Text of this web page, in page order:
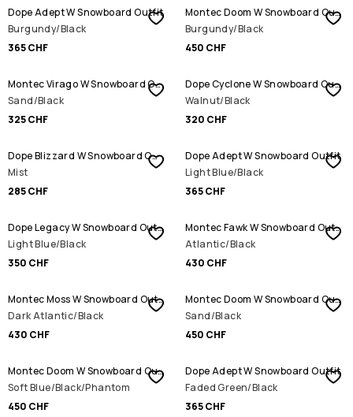
Dope Adept W Snowboard Outfit
Burgundy/Black
365 CHF
Montec Doom W Snowboard Outfit
Burgundy/Black
450 CHF
Montec Virago W Snowboard Outfit
Sand/Black
325 CHF
Dope Cyclone W Snowboard Outfit
Walnut/Black
320 CHF
Dope Blizzard W Snowboard Outfit
Mist
285 CHF
Dope Adept W Snowboard Outfit
Light Blue/Black
365 CHF
Dope Legacy W Snowboard Outfit
Light Blue/Black
350 CHF
Montec Fawk W Snowboard Outfit
Atlantic/Black
430 CHF
Montec Moss W Snowboard Outfit
Dark Atlantic/Black
430 CHF
Montec Doom W Snowboard Outfit
Sand/Black
450 CHF
Montec Doom W Snowboard Outfit
Soft Blue/Black/Phantom
450 CHF
Dope Adept W Snowboard Outfit
Faded Green/Black
365 CHF